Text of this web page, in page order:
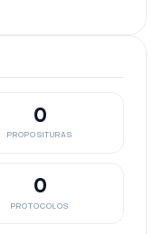
0
PROPOSITURAS
0
PROTOCOLOS